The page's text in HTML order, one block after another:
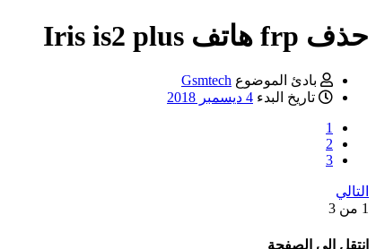
حذف frp هاتف Iris is2 plus
بادئ الموضوع Gsmtech
تاريخ البدء 4 ديسمبر 2018
1
2
3
التالي
1 من 3
انتقل إلى الصفحة